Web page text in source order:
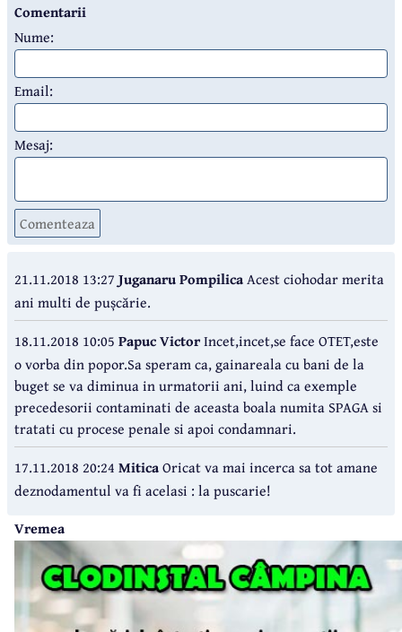
Comentarii
Nume:
Email:
Mesaj:
Comenteaza
21.11.2018 13:27 Juganaru PompilicaAcest ciohodar merita
ani multi de pușcărie.
18.11.2018 10:05 Papuc VictorIncet,incet,se face OTET,este
o vorba din popor.Sa speram ca, gainareala cu bani de la
buget se va diminua in urmatorii ani, luind ca exemple
precedesorii contaminati de aceasta boala numita SPAGA si
tratati cu procese penale si apoi condamnari.
17.11.2018 20:24 MiticaOricat va mai incerca sa tot amane
deznodamentul va fi acelasi : la puscarie!
Vremea